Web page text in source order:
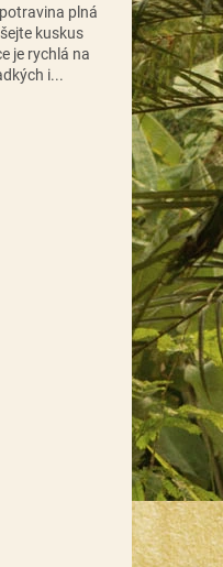
plná
kuskus
je rychlá na
i...